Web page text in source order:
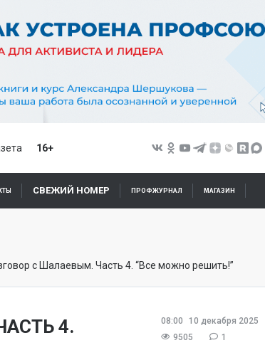
16+
СВЕЖИЙ НОМЕР ПРОФЖУРНАЛ МАГАЗИН
с Шалаевым. Часть 4. “Все можно решить!”
08:00
10 декабря 2025
9505
1
4.